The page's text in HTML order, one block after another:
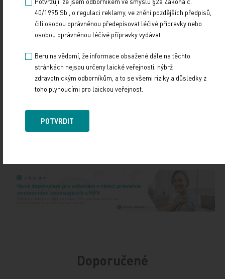
pokladna
Zdroj: ministerstvo zdravotnictví
ČTK
Zdroj: ČTK
POLITIKA FINANCE
Sdílejte článek
Doporučené
40/1995 Sb., o regulaci reklamy, ve znění pozdějších předpisů,
čili osobou oprávněnou předepisovat léčivé přípravky nebo
osobou oprávněnou léčivé přípravky vydávat.
Beru na vědomí, že informace obsažené dále na těchto
stránkách nejsou určeny laické veřejnosti, nýbrž
zdravotnickým odborníkům, a to se všemi riziky a důsledky z
toho plynoucími pro laickou veřejnost.
POTVRDIT